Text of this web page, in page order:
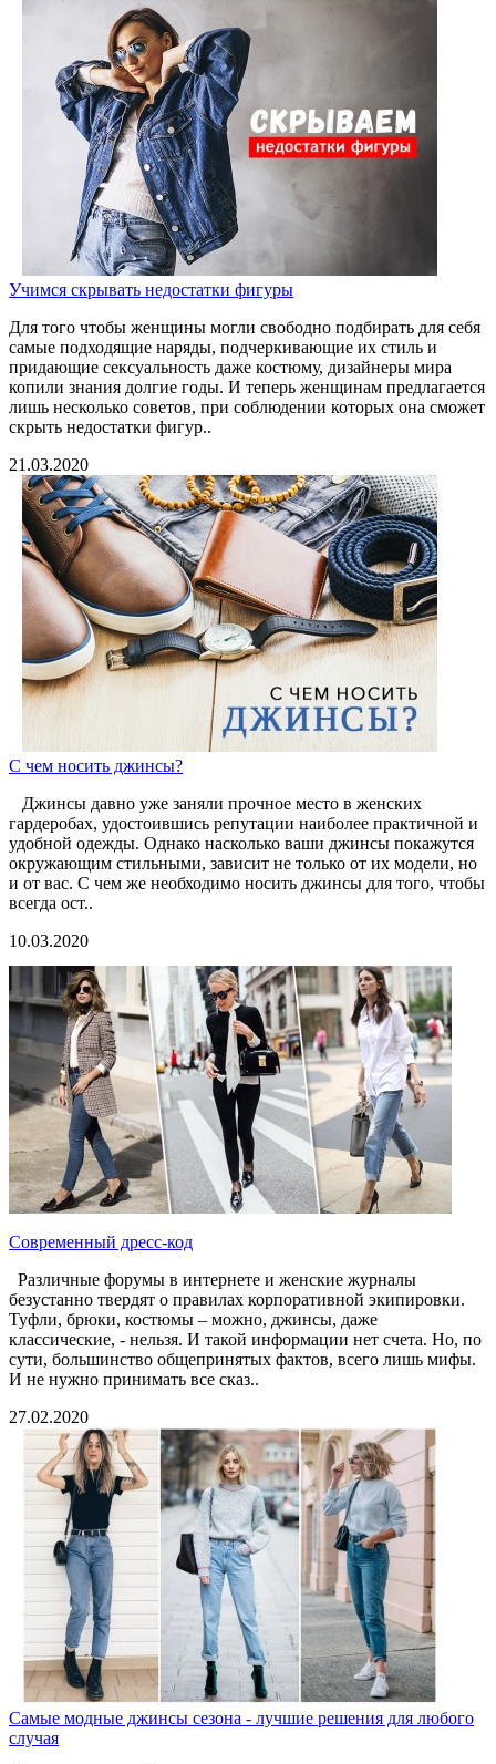
Учимся скрывать недостатки фигуры
Для того чтобы женщины могли свободно подбирать для себя
самые подходящие наряды, подчеркивающие их стиль и
придающие сексуальность даже костюму, дизайнеры мира
копили знания долгие годы. И теперь женщинам предлагается
лишь несколько советов, при соблюдении которых она сможет
скрыть недостатки фигур..
21.03.2020
С чем носить джинсы?
Джинсы давно уже заняли прочное место в женских
гардеробах, удостоившись репутации наиболее практичной и
удобной одежды. Однако насколько ваши джинсы покажутся
окружающим стильными, зависит не только от их модели, но
и от вас. С чем же необходимо носить джинсы для того, чтобы
всегда ост..
10.03.2020
Современный дресс-код
Различные форумы в интернете и женские журналы
безустанно твердят о правилах корпоративной экипировки.
Туфли, брюки, костюмы – можно, джинсы, даже
классические, - нельзя. И такой информации нет счета. Но, по
сути, большинство общепринятых фактов, всего лишь мифы.
И не нужно принимать все сказ..
27.02.2020
Самые модные джинсы сезона - лучшие решения для любого
случая